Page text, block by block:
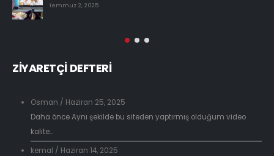
Temmuz 2, 2025
ZİYARETÇİ DEFTERİ
Osman / Haziran 25, 2025
Daha önce Aynı şekilde bu siteden yaptırmış olduğum video
kalite...
kemal / Haziran 14, 2025